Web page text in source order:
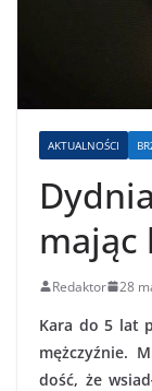
AKTUALNOŚCI
mając
Redaktor 28
Kara do 5 lat
mężczyźnie.
dość, że